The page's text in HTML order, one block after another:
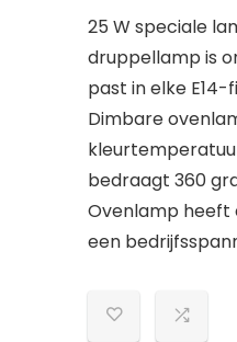
25 W speciale
druppellamp is
past in elke
Dimbare
bedraagt 360
Ovenlamp heeft
een